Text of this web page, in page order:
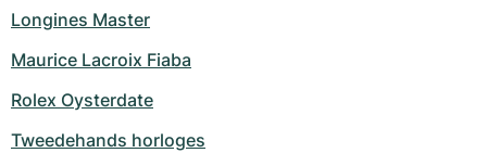
Longines Master
Maurice Lacroix Fiaba
Rolex Oysterdate
Tweedehands horloges